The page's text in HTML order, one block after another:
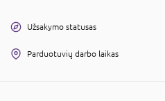
Užsakymo statusas
Parduotuvių darbo laikas